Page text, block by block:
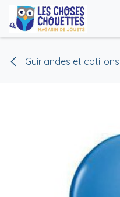
Se rendre au contenu
Guirlandes et cotillons